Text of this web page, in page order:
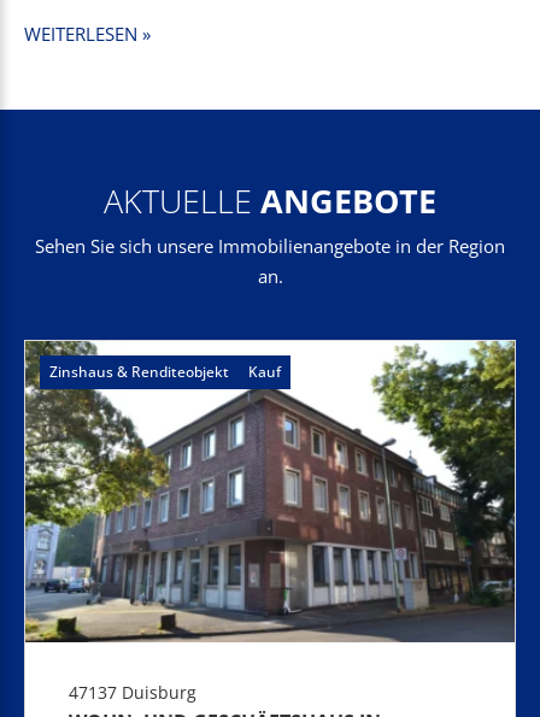
WEITERLESEN »
AKTUELLE ANGEBOTE
Sehen Sie sich unsere Immobilienangebote in der Region
an.
Zinshaus & Renditeobjekt Kauf
47137 Duisburg